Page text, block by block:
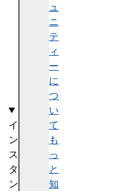
ュ
ニ
テ
ィ
ー
に
つ
い
て
も
っ
と
知
イ
ン
ス
タ
ン